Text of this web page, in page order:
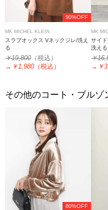
90%OFF
MK MICHEL KLEIN
スラブオックス Vネックジレ/洗え
る
￥19,800 （税込）
→ ￥1,980 （税込）
MK
サイ
洗える
￥
→ ￥
その他のコート・ブルゾ
80%OFF